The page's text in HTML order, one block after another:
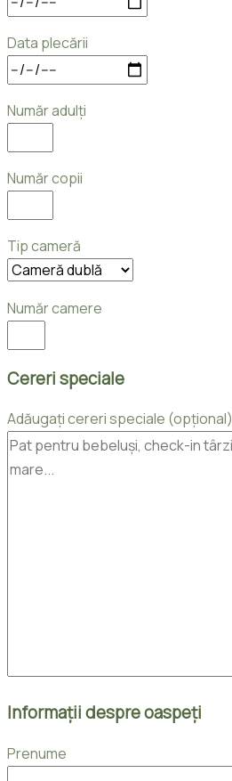
Data plecării
Număr adulți
Număr copii
Tip cameră
Număr camere
Cereri speciale
Adăugați cereri speciale (opțional)
Informații despre oaspeți
Prenume